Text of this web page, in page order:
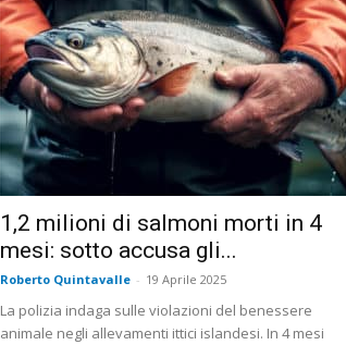
1,2 milioni di salmoni morti in 4
mesi: sotto accusa gli...
Roberto Quintavalle - 19 Aprile 2025
La polizia indaga sulle violazioni del benessere
animale negli allevamenti ittici islandesi. In 4 mesi